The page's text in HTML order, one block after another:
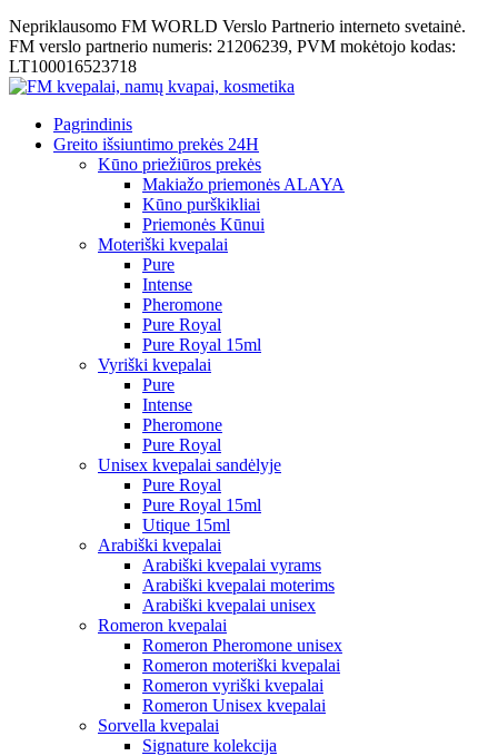
Nepriklausomo FM WORLD Verslo Partnerio interneto svetainė.
FM verslo partnerio numeris: 21206239, PVM mokėtojo kodas:
LT100016523718
Pagrindinis
Greito išsiuntimo prekės 24H
Kūno priežiūros prekės
Makiažo priemonės ALAYA
Kūno purškikliai
Priemonės Kūnui
Moteriški kvepalai
Pure
Intense
Pheromone
Pure Royal
Pure Royal 15ml
Vyriški kvepalai
Pure
Intense
Pheromone
Pure Royal
Unisex kvepalai sandėlyje
Pure Royal
Pure Royal 15ml
Utique 15ml
Arabiški kvepalai
Arabiški kvepalai vyrams
Arabiški kvepalai moterims
Arabiški kvepalai unisex
Romeron kvepalai
Romeron Pheromone unisex
Romeron moteriški kvepalai
Romeron vyriški kvepalai
Romeron Unisex kvepalai
Sorvella kvepalai
Signature kolekcija